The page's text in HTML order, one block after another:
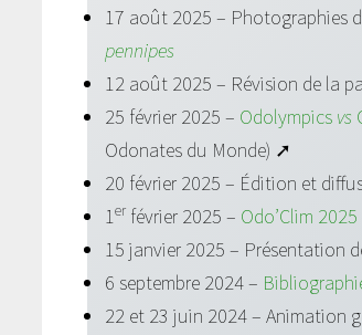
17 août 2025 – Photographies
pennipes
12 août 2025 – Révision de la
25 février 2025 – Odolympics vs
Odonates du Monde) ➚
20 février 2025 – Édition et
1er février 2025 – Odo’Clim 2025
15 janvier 2025 – Présentation
6 septembre 2024 –
22 et 23 juin 2024 – Animation